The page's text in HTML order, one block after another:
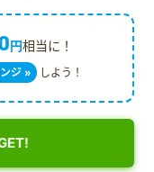
円相当に！
ジ » しよう！